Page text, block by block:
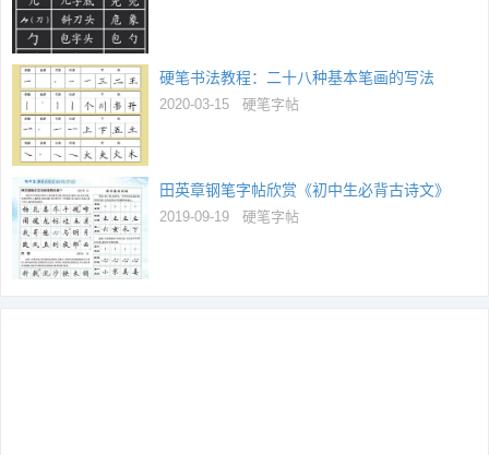
硬笔书法教程：二十八种基本笔画的写法
2020-03-15 硬笔字帖
田英章钢笔字帖欣赏《初中生必背古诗文》
2019-09-19 硬笔字帖